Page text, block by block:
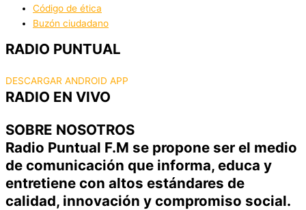
Código de ética
Buzón ciudadano
RADIO PUNTUAL
DESCARGAR ANDROID APP
RADIO EN VIVO
SOBRE NOSOTROS
Radio Puntual F.M se propone ser el medio
de comunicación que informa, educa y
entretiene con altos estándares de
calidad, innovación y compromiso social.